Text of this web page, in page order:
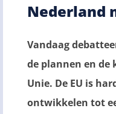
Nederland
Vandaag
de plannen en de
Unie. De EU is
ontwikkelen tot